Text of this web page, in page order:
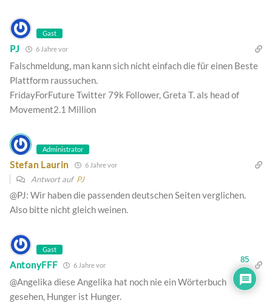
Gast
PJ 6 Jahre vor
Falschmeldung, man kann sich nicht einfach die für einen Beste
Plattform raussuchen.
FridayForFuture Twitter 79k Follower, Greta T. als head of
Movement2.1 Million
Administrator
Stefan Laurin 6 Jahre vor
Antwort auf PJ
@PJ: Wir haben die passenden deutschen Seiten verglichen.
Also bitte nicht gleich weinen.
Gast
AntonyFFF 6 Jahre vor
@Angelika diese Angelika hat noch nie ein Wörterbuch
gesehen, Hunger ist Hunger.
85